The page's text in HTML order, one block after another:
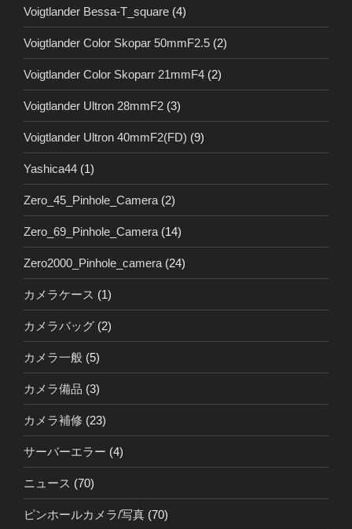
Voigtlander Bessa-T_square (4)
Voigtlander Color Skopar 50mmF2.5 (2)
Voigtlander Color Skoparr 21mmF4 (2)
Voigtlander Ultron 28mmF2 (3)
Voigtlander Ultron 40mmF2(FD) (9)
Yashica44 (1)
Zero_45_Pinhole_Camera (2)
Zero_69_Pinhole_Camera (14)
Zero2000_Pinhole_camera (24)
カメラケース (1)
カメラバッグ (2)
カメラ一般 (5)
カメラ備品 (3)
カメラ補修 (23)
サーバーエラー (4)
ニュース (70)
ピンホールカメラ/写真 (70)